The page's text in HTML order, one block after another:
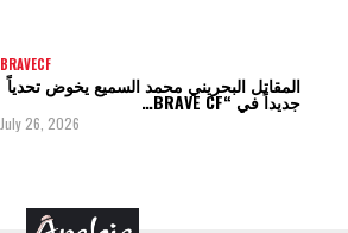
BRAVECF
المقاتل البحريني محمد السميع يخوض تحدياً
جديداً في “BRAVE CF…
July 26, 2026